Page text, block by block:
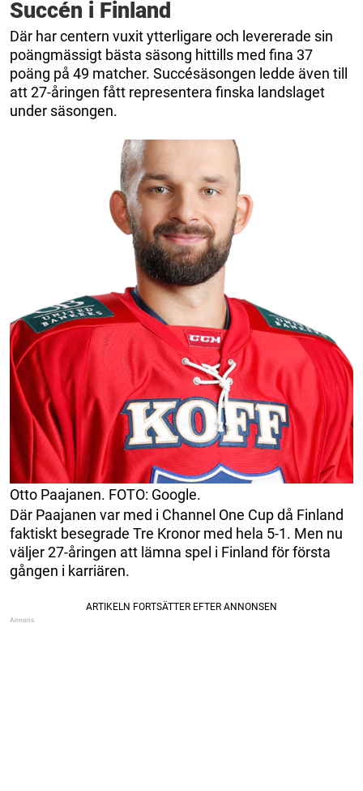
Succén i Finland
Där har centern vuxit ytterligare och levererade sin
poängmässigt bästa säsong hittills med fina 37
poäng på 49 matcher. Succésäsongen ledde även till
att 27-åringen fått representera finska landslaget
under säsongen.
Otto Paajanen. FOTO: Google.
Där Paajanen var med i Channel One Cup då Finland
faktiskt besegrade Tre Kronor med hela 5-1. Men nu
väljer 27-åringen att lämna spel i Finland för första
gången i karriären.